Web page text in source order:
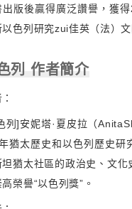
出版後贏得廣泛讚譽，獲
以色列研究zui佳英（法）文
列 作者簡介
列]安妮塔·夏皮拉（
猶太歷史和以色列歷史研
坦猶太社區的政治史、文
榮譽“以色列獎”。